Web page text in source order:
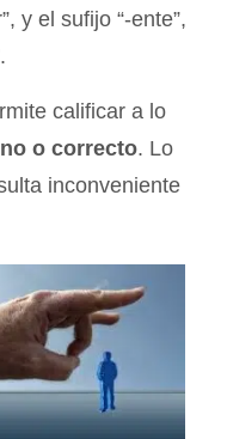
y el sufijo “-ente”,
calificar a lo
o correcto. Lo
inconveniente